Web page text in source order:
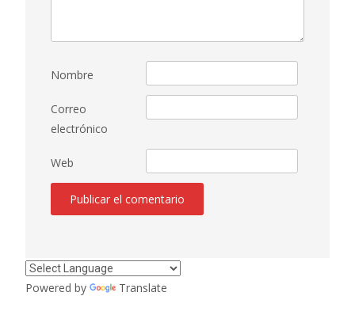
Nombre
Correo
electrónico
Web
Powered by Translate